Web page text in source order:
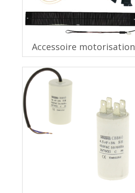
Accessoire motorisation